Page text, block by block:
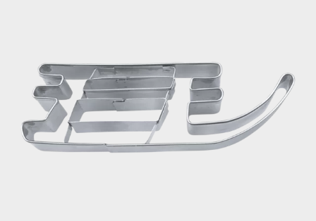
Terrinenformen
Nudel- &
Spätzleherstellung
STÄDTER fresh&cool